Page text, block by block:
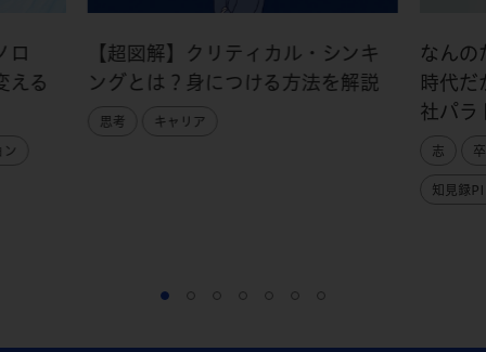
ロ
える
ン
【超図解】クリティカル・シンキ
ングとは？身につける方法を解説
思考 キャリア
なんの
時代だ
社パラ
志
知見録